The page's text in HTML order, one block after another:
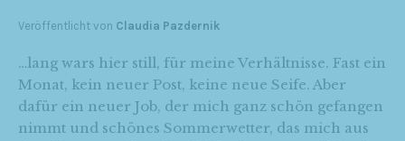
Veröffentlicht von Claudia Pazdernik
…lang wars hier still, für meine Verhältnisse. Fast ein
Monat, kein neuer Post, keine neue Seife. Aber
dafür ein neuer Job, der mich ganz schön gefangen
nimmt und schönes Sommerwetter, das mich aus